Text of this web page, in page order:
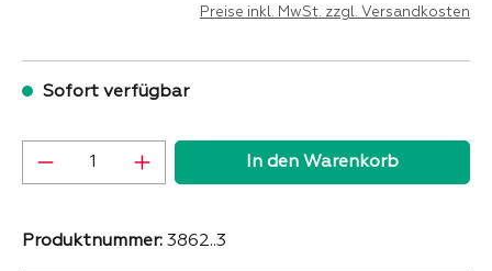
Preise inkl. MwSt. zzgl. Versandkosten
Sofort verfügbar
Produkt Anzahl: Gib den gewünschten
In den Warenkorb
Produktnummer: 3862..3